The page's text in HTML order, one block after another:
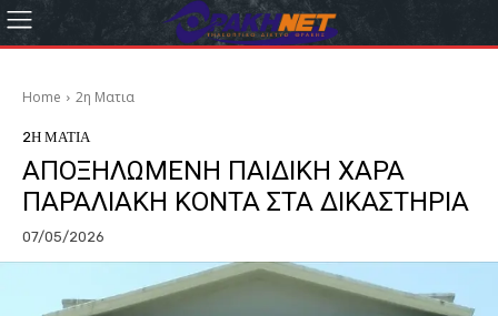
Home 2η Ματια
2Η ΜΑΤΙΑ
ΑΠΟΞΗΛΩΜΕΝΗ ΠΑΙΔΙΚΗ ΧΑΡΑ
ΠΑΡΑΛΙΑΚΗ ΚΟΝΤΑ ΣΤΑ ΔΙΚΑΣΤΗΡΙΑ
07/05/2026